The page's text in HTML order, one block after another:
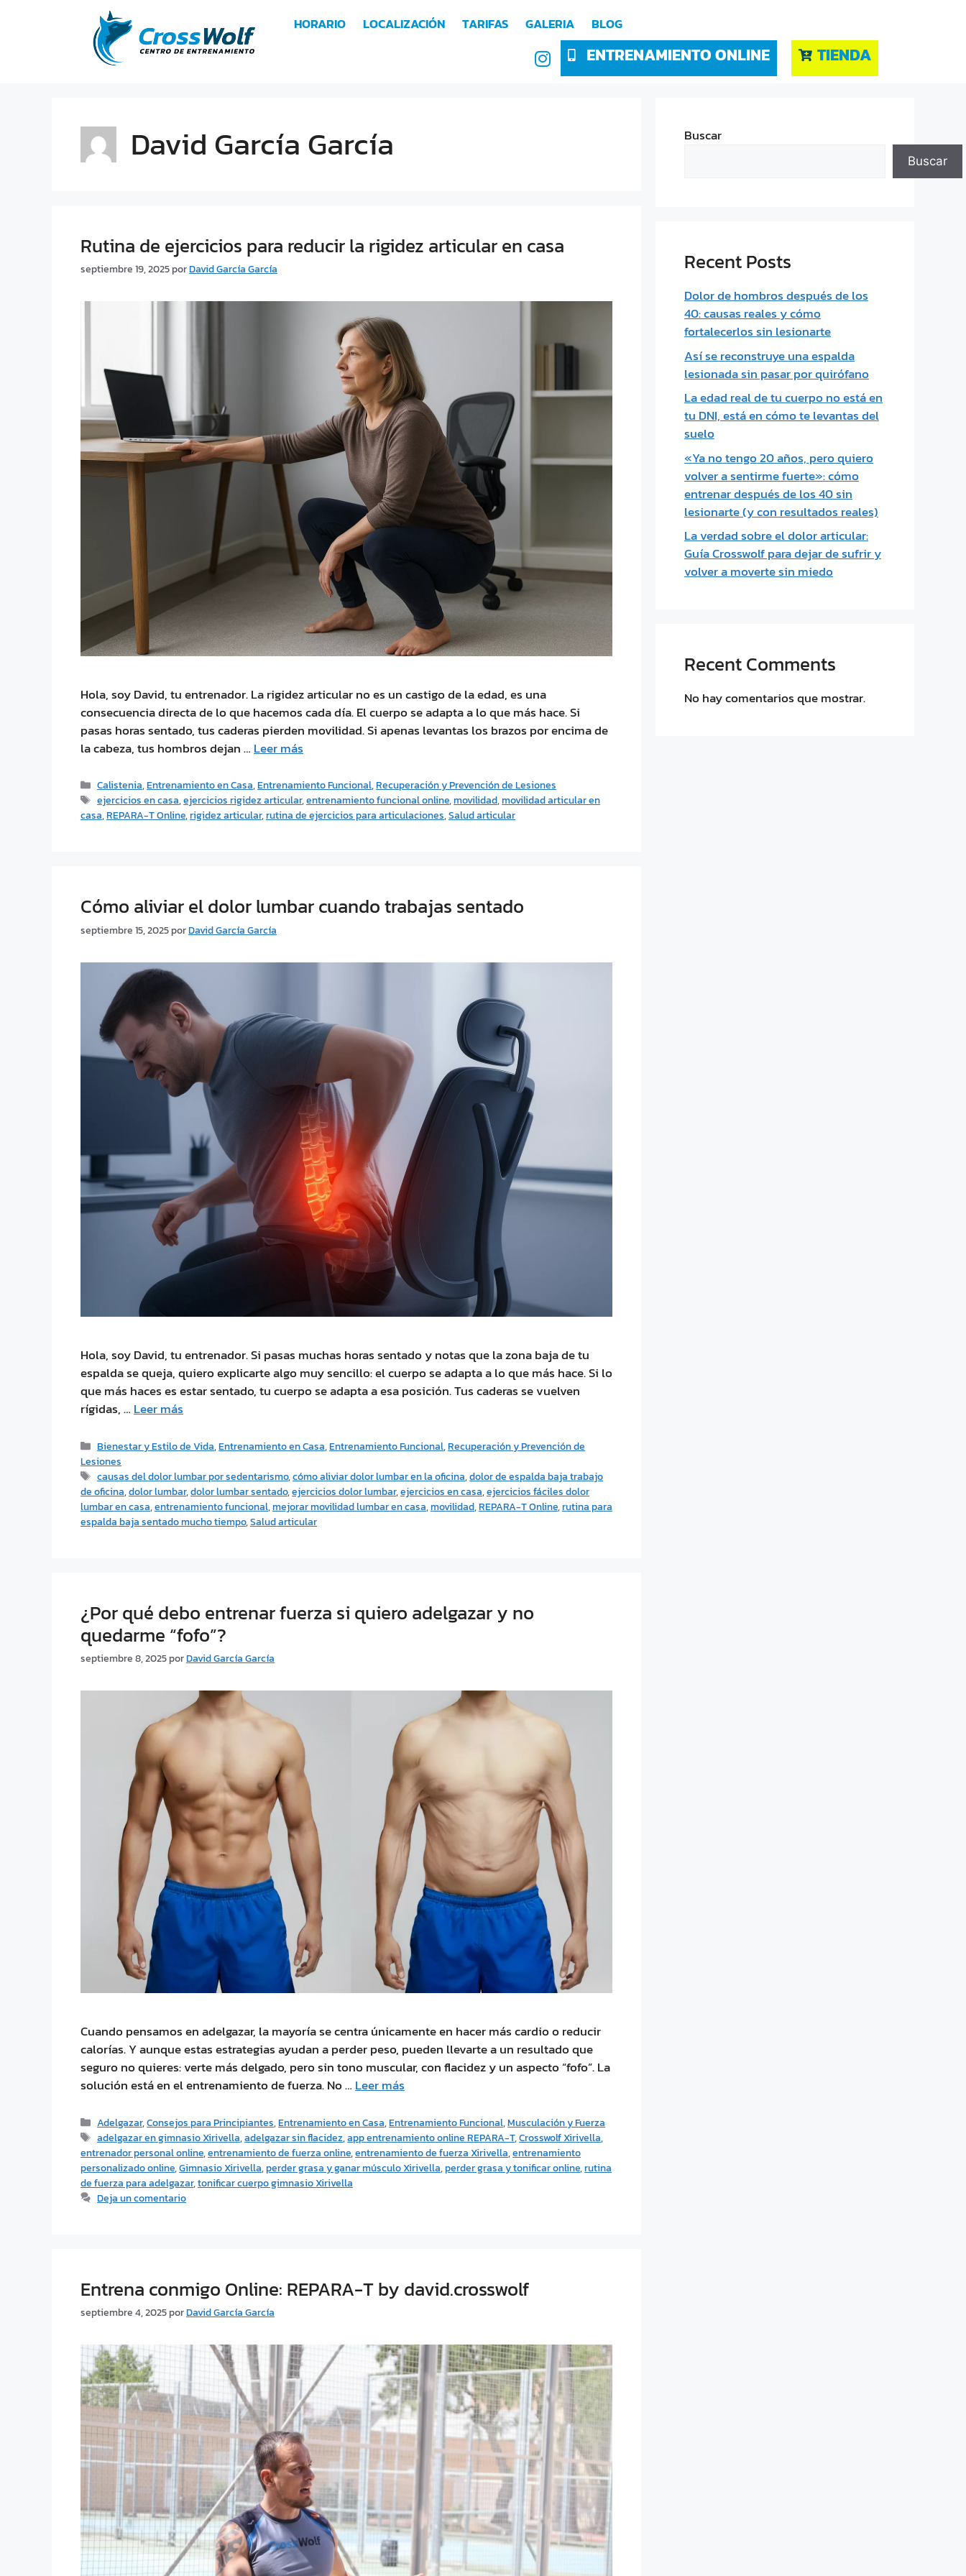
HORARIO LOCALIZACIÓN TARIFAS GALERIA BLOG
TIENDA
ENTRENAMIENTO ONLINE
David García García
Rutina de ejercicios para reducir la rigidez articular en casa
septiembre 19, 2025porDavid García García
Hola, soy David, tu entrenador. La rigidez articular no es un castigo de la edad, es una
consecuencia directa de lo que hacemos cada día. El cuerpo se adapta a lo que más hace. Si
pasas horas sentado, tus caderas pierden movilidad. Si apenas levantas los brazos por encima de
la cabeza, tus hombros dejan … Leer más
Calistenia,Entrenamiento en Casa,Entrenamiento Funcional,Recuperación y Prevención de Lesiones
ejercicios en casa,ejercicios rigidez articular,entrenamiento funcional online,movilidad,movilidad articular en
casa,REPARA-T Online,rigidez articular,rutina de ejercicios para articulaciones,Salud articular
Cómo aliviar el dolor lumbar cuando trabajas sentado
septiembre 15, 2025porDavid García García
Hola, soy David, tu entrenador. Si pasas muchas horas sentado y notas que la zona baja de tu
espalda se queja, quiero explicarte algo muy sencillo: el cuerpo se adapta a lo que más hace. Si lo
que más haces es estar sentado, tu cuerpo se adapta a esa posición. Tus caderas se vuelven
rígidas, … Leer más
Bienestar y Estilo de Vida,Entrenamiento en Casa,Entrenamiento Funcional,Recuperación y Prevención de
Lesiones
causas del dolor lumbar por sedentarismo,cómo aliviar dolor lumbar en la oficina,dolor de espalda baja trabajo
de oficina,dolor lumbar,dolor lumbar sentado,ejercicios dolor lumbar,ejercicios en casa,ejercicios fáciles dolor
lumbar en casa,entrenamiento funcional,mejorar movilidad lumbar en casa,movilidad,REPARA-T Online,rutina para
espalda baja sentado mucho tiempo,Salud articular
¿Por qué debo entrenar fuerza si quiero adelgazar y no
quedarme “fofo”?
septiembre 8, 2025porDavid García García
Cuando pensamos en adelgazar, la mayoría se centra únicamente en hacer más cardio o reducir
calorías. Y aunque estas estrategias ayudan a perder peso, pueden llevarte a un resultado que
seguro no quieres: verte más delgado, pero sin tono muscular, con flacidez y un aspecto “fofo”. La
solución está en el entrenamiento de fuerza. No … Leer más
Adelgazar,Consejos para Principiantes,Entrenamiento en Casa,Entrenamiento Funcional,Musculación y Fuerza
adelgazar en gimnasio Xirivella,adelgazar sin flacidez,app entrenamiento online REPARA-T,Crosswolf Xirivella,
entrenador personal online,entrenamiento de fuerza online,entrenamiento de fuerza Xirivella,entrenamiento
personalizado online,Gimnasio Xirivella,perder grasa y ganar músculo Xirivella,perder grasa y tonificar online,rutina
de fuerza para adelgazar,tonificar cuerpo gimnasio Xirivella
Deja un comentario
Entrena conmigo Online: REPARA-T by david.crosswolf
septiembre 4, 2025porDavid García García
Buscar
Buscar
Recent Posts
Dolor de hombros después de los
40: causas reales y cómo
fortalecerlos sin lesionarte
Así se reconstruye una espalda
lesionada sin pasar por quirófano
La edad real de tu cuerpo no está en
tu DNI, está en cómo te levantas del
suelo
«Ya no tengo 20 años, pero quiero
volver a sentirme fuerte»: cómo
entrenar después de los 40 sin
lesionarte (y con resultados reales)
La verdad sobre el dolor articular:
Guía Crosswolf para dejar de sufrir y
volver a moverte sin miedo
Recent Comments
No hay comentarios que mostrar.